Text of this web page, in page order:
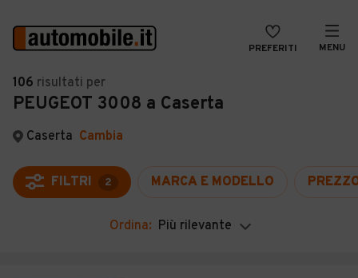
PREFERITI MENU
Auto
Auto usate
Auto Km 0
Auto Nuove
Noleggio a lungo termine
VENDI
MAGAZINE
ACCEDI
106 risultati per
PEUGEOT 3008 a Caserta
Caserta Cambia
FILTRI 2 MARCA E MODELLO
Ordina: Più rilevante